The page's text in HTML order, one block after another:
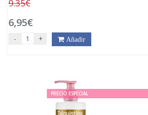
9.35€
6,95€
- + Añadir
PRECIO ESPECIAL